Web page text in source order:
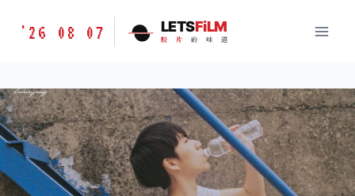
胶
味
道
LETSFILM
'26 08 07 LETSFiLM
胶 片 的 味 道